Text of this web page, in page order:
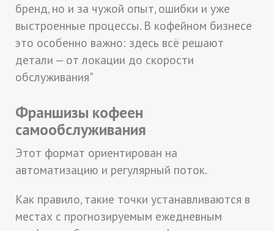
бренд, но и за чужой опыт, ошибки и уже
выстроенные процессы. В кофейном бизнесе
это особенно важно: здесь всё решают
детали — от локации до скорости
обслуживания"
Франшизы кофеен
самообслуживания
Этот формат ориентирован на
автоматизацию и регулярный поток.
Как правило, такие точки устанавливаются в
местах с прогнозируемым ежедневным